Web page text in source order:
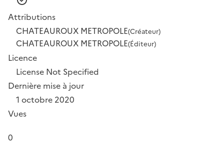
Attributions
CHATEAUROUX METROPOLE(Créateur)
CHATEAUROUX METROPOLE(Éditeur)
Licence
License Not Specified
Dernière mise à jour
1 octobre 2020
Vues
0